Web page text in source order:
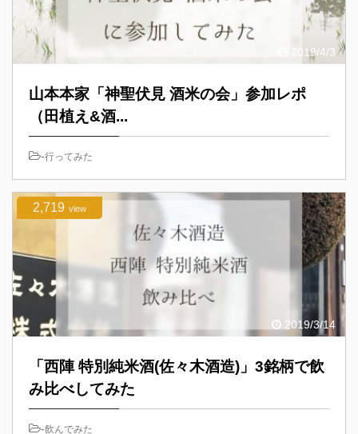
2019/4/3
山本本家「神聖伏見 酒米の会」参加レポ
（田植え&酒...
-行ってみた
2019/3/14
2,719 view
「西陣 特別純米酒(佐々木酒造)」3銘柄で飲
み比べしてみた
-飲んでみた